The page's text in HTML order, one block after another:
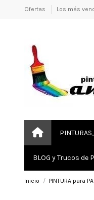
Ofertas Los más
BLOG y Trucos de
Inicio PINTURA para